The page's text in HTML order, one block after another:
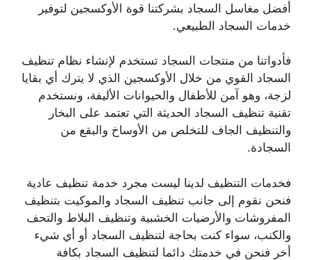
أفضل مغاسل السجاد بشركتنا قوة الأوكسجين لتوفير
خدمات السجاد الطبيعي.
فأدواتنا من منتجات السجاد تستخدم لإنشاء نظام تنظيف
السجاد القوي من خلال الأوكسجين الذي لا يترك أي بقايا
لزجة، وهو آمن للأطفال والحيوانات الأليفة، ونستخدم
تقنية تنظيف السجاد الحديثة التي تعتمد على البخار
والتنظيف الجاف للتخلص من الأوساخ والبقع من
السجادة.
فخدمات التنظيف لدينا ليست مجرد خدمة تنظيف عادية
فنحن نقوم إلى جانب تنظيف السجاد والموكيت بتنظيف
المفروشات والأرضيات الخشبية وتنظيف البلاط والتحف
والكنب، سواء كنت بحاجة لتنظيف السجاد أو أي شيء
أخر فنحن في خدمتك دائما لتنظيف السجاد بكافة